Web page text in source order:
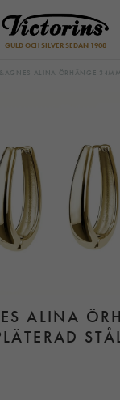
GULD OCH SILVER SEDAN 1908
ALINA ÖRHÄNGE
ALINA